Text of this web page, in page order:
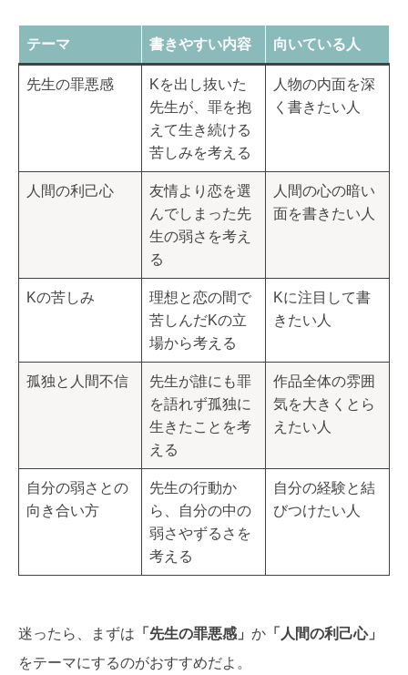
テーマ 書きやすい内容 向いている人
先生の罪悪感
Kを出し抜いた
先生が、罪を抱
えて生き続ける
苦しみを考える
人物の内面を深
く書きたい人
人間の利己心
友情より恋を選
んでしまった先
生の弱さを考え
る
人間の心の暗い
面を書きたい人
Kの苦しみ
理想と恋の間で
苦しんだKの立
場から考える
Kに注目して書
きたい人
孤独と人間不信
先生が誰にも罪
を語れず孤独に
生きたことを考
える
作品全体の雰囲
気を大きくとら
えたい人
自分の弱さとの
向き合い方
先生の行動か
ら、自分の中の
弱さやずるさを
考える
自分の経験と結
びつけたい人
迷ったら、まずは 「先生の罪悪感」 か 「人間の利己心」
をテーマにするのがおすすめだよ。